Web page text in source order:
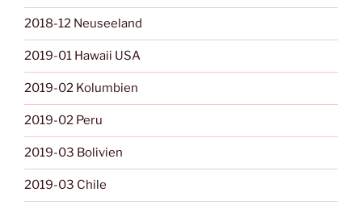
2018-12 Neuseeland
2019-01 Hawaii USA
2019-02 Kolumbien
2019-02 Peru
2019-03 Bolivien
2019-03 Chile